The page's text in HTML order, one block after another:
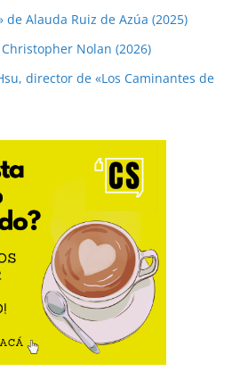
de Alauda Ruiz de Azúa (2025)
Nolan (2026)
director de «Los Caminantes de